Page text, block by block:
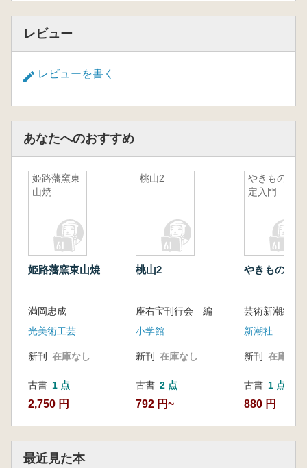
レビュー
レビューを書く
あなたへのおすすめ
姫路藩窯東
山焼
姫路藩窯東山焼
満岡忠成
光美術工芸
新刊 在庫なし
古書 1 点
2,750 円
桃山2
桃山2
座右宝刊行会 編
小学館
新刊 在庫なし
古書 2 点
792 円~
やきもの鑑
定入門
やきもの鑑
芸術新潮編集
新潮社
新刊 在庫なし
古書 1 点
880 円
最近見た本